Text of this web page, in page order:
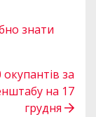
знати
за
на 17
грудня